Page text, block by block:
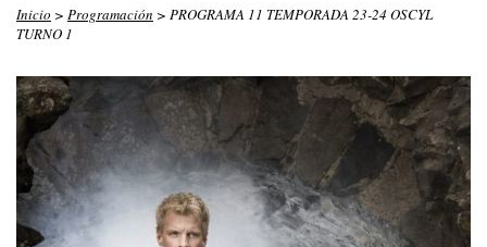
Inicio > Programación > PROGRAMA 11 TEMPORADA 23-24 OSCYL
TURNO 1